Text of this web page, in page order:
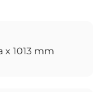
x 1013 mm